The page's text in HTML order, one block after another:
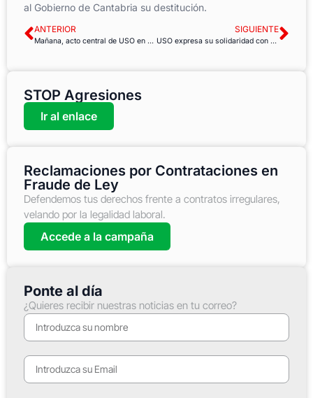
al Gobierno de Cantabria su destitución.
ANTERIOR
Mañana, acto central de USO en Madrid por el 25N, “contra la violencia de género, quítate la venda”
SIGUIENTE
USO expresa su solidaridad con el pueblo saharaui en el EUCOCO 2018
STOP Agresiones
Ir al enlace
Reclamaciones por Contrataciones en
Fraude de Ley
Defendemos tus derechos frente a contratos irregulares,
velando por la legalidad laboral.
Accede a la campaña
Ponte al día
¿Quieres recibir nuestras noticias en tu correo?